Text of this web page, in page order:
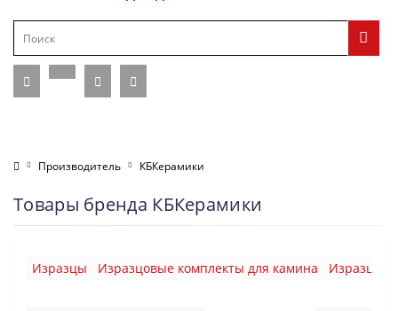
Производитель КБКерамики
Товары бренда КБКерамики
Изразцы Изразцовые комплекты для камина